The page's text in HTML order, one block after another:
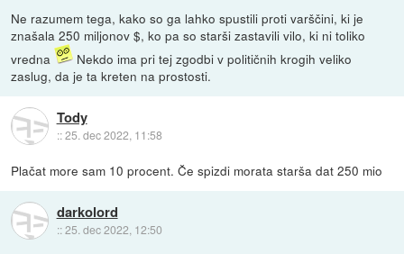
Ne razumem tega, kako so ga lahko spustili proti varščini, ki je
znašala 250 miljonov $, ko pa so starši zastavili vilo, ki ni toliko
vredna
Nekdo ima pri tej zgodbi v političnih krogih veliko
zaslug, da je ta kreten na prostosti.
Tody
::25. dec 2022, 11:58
Plačat more sam 10 procent. Če spizdi morata starša dat 250 mio
darkolord
::25. dec 2022, 12:50